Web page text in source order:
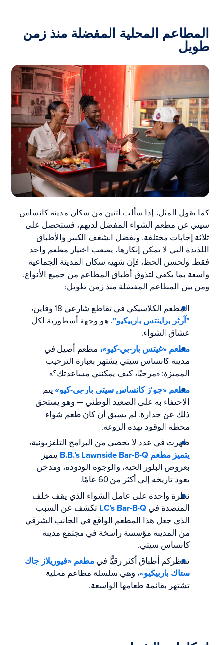
المطاعم المحلية المفضلة منذ زمن
طويل
كما يقول المثل، إذا سألت اثنين من سكان مدينة كانساس
سيتي عن مطعم الشواء المفضل لديهم، فستحصل على
ثلاثة إجابات مختلفة. وبفضل الشغف الكبير والأطباق
اللذيذة التي لا يمكن إنكارها، يصعب اختيار مطعم واحد
فقط. ولحسن الحظ، فإن شهية سكان المدينة الجماعية
واسعة بما يكفي لتذوق أطباق المطاعم من جميع الأنواع.
ومن بين المطاعم المفضلة منذ زمن طويل:
المطعم الكلاسيكي في تقاطع شارعي 18 وفاين،
"آرثر براينتس باربيكيو"، هو وجهة أسطورية لكل
عشاق الشواء.
مطعم «غيتس بار-بي-كيو»، مطعم أصيل في
مدينة كانساس سيتي يشتهر بعبارة الترحيب
المميزة: «مرحبًا، كيف يمكنني مساعدتك؟»
مطعم «جو'ز كانساس سيتي بار-بي-كيو» يتم
الاحتفاء به على الصعيد الوطني — وهو يستحق
ذلك عن جدارة. لم يسبق أن كان طعم شواء
محطة الوقود بهذه الروعة.
ظهرت في عدد لا يحصى من البرامج التلفزيونية،
يتميز مطعم B.B.’s Lawnside Bar-B-Q
يتميز
بعروض البلوز الحية، والوجوه الودودة، ومدخن
يعود تاريخه إلى أكثر من 60 عامًا.
نظرة واحدة على عامل الشواء الذي يقف خلف
المنضدة فيLC’s Bar-B-Q تكشف عن السبب
الذي جعل هذا المطعم الواقع في الجانب الشرقي
من المدينة مؤسسة راسخة في مجتمع مدينة
كانساس سيتي.
تنتظركم أطباق أكثر رقيًّا فيمطعم «فيوريلاز جاك
ستاك باربيكيو»، وهي سلسلة مطاعم محلية
تشتهر بقائمة طعامها الواسعة.